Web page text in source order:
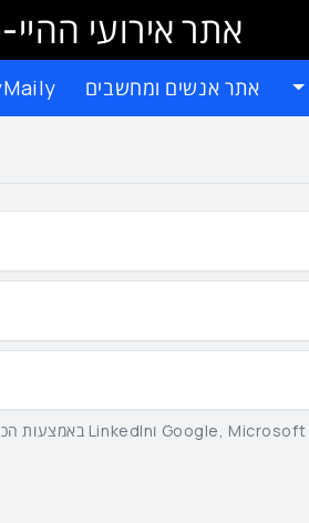
אתר אירועי
אתר אנשים ומחשבים